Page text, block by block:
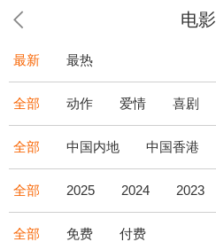
电影
最新 最热
全部 动作 爱情 喜剧
全部 中国内地 中国香港
全部 2025 2024 2023
全部 免费 付费